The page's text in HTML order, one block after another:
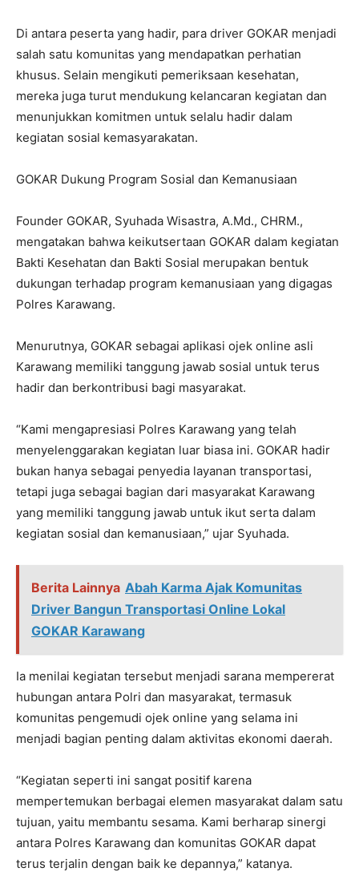
Di antara peserta yang hadir, para driver GOKAR menjadi
salah satu komunitas yang mendapatkan perhatian
khusus. Selain mengikuti pemeriksaan kesehatan,
mereka juga turut mendukung kelancaran kegiatan dan
menunjukkan komitmen untuk selalu hadir dalam
kegiatan sosial kemasyarakatan.
GOKAR Dukung Program Sosial dan Kemanusiaan
Founder GOKAR, Syuhada Wisastra, A.Md., CHRM.,
mengatakan bahwa keikutsertaan GOKAR dalam kegiatan
Bakti Kesehatan dan Bakti Sosial merupakan bentuk
dukungan terhadap program kemanusiaan yang digagas
Polres Karawang.
Menurutnya, GOKAR sebagai aplikasi ojek online asli
Karawang memiliki tanggung jawab sosial untuk terus
hadir dan berkontribusi bagi masyarakat.
“Kami mengapresiasi Polres Karawang yang telah
menyelenggarakan kegiatan luar biasa ini. GOKAR hadir
bukan hanya sebagai penyedia layanan transportasi,
tetapi juga sebagai bagian dari masyarakat Karawang
yang memiliki tanggung jawab untuk ikut serta dalam
kegiatan sosial dan kemanusiaan,” ujar Syuhada.
Berita Lainnya Abah Karma Ajak Komunitas
Driver Bangun Transportasi Online Lokal
GOKAR Karawang
Ia menilai kegiatan tersebut menjadi sarana mempererat
hubungan antara Polri dan masyarakat, termasuk
komunitas pengemudi ojek online yang selama ini
menjadi bagian penting dalam aktivitas ekonomi daerah.
“Kegiatan seperti ini sangat positif karena
mempertemukan berbagai elemen masyarakat dalam satu
tujuan, yaitu membantu sesama. Kami berharap sinergi
antara Polres Karawang dan komunitas GOKAR dapat
terus terjalin dengan baik ke depannya,” katanya.